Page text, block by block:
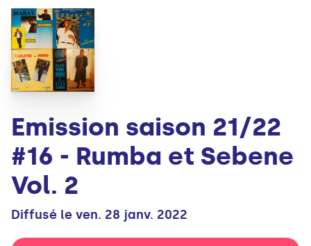
Emission saison 21/22
#16 - Rumba et Sebene
Vol. 2
Diffusé le ven. 28 janv. 2022